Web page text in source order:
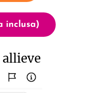
inclusa)
allieve